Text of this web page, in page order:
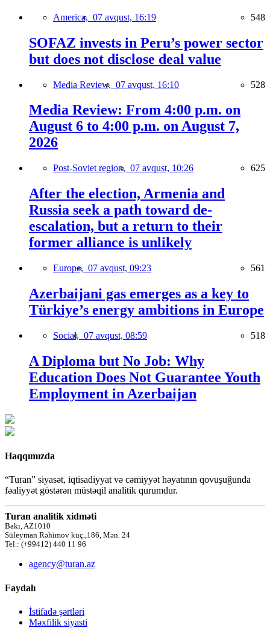
America, 07 avqust, 16:19 548
SOFAZ invests in Peru’s power sector
but does not disclose deal value
Media Review, 07 avqust, 16:10 528
Media Review: From 4:00 p.m. on
August 6 to 4:00 p.m. on August 7,
2026
Post-Soviet region, 07 avqust, 10:26 625
After the election, Armenia and
Russia seek a path toward de-
escalation, but a return to their
former alliance is unlikely
Europe, 07 avqust, 09:23 561
Azerbaijani gas emerges as a key to
Türkiye’s energy ambitions in Europe
Social, 07 avqust, 08:59 518
A Diploma but No Job: Why
Education Does Not Guarantee Youth
Employment in Azerbaijan
Haqqımızda
“Turan” siyasət, iqtisadiyyat və cəmiyyət həyatının qovuşuğunda
fəaliyyət göstərən müstəqil analitik qurumdur.
Turan analitik xidməti
Bakı, AZ1010
Süleyman Rəhimov küç.,186, Mən. 24
Tel.: (+99412) 440 11 96
agency@turan.az
Faydalı
İstifadə şərtləri
Məxfilik siyasti